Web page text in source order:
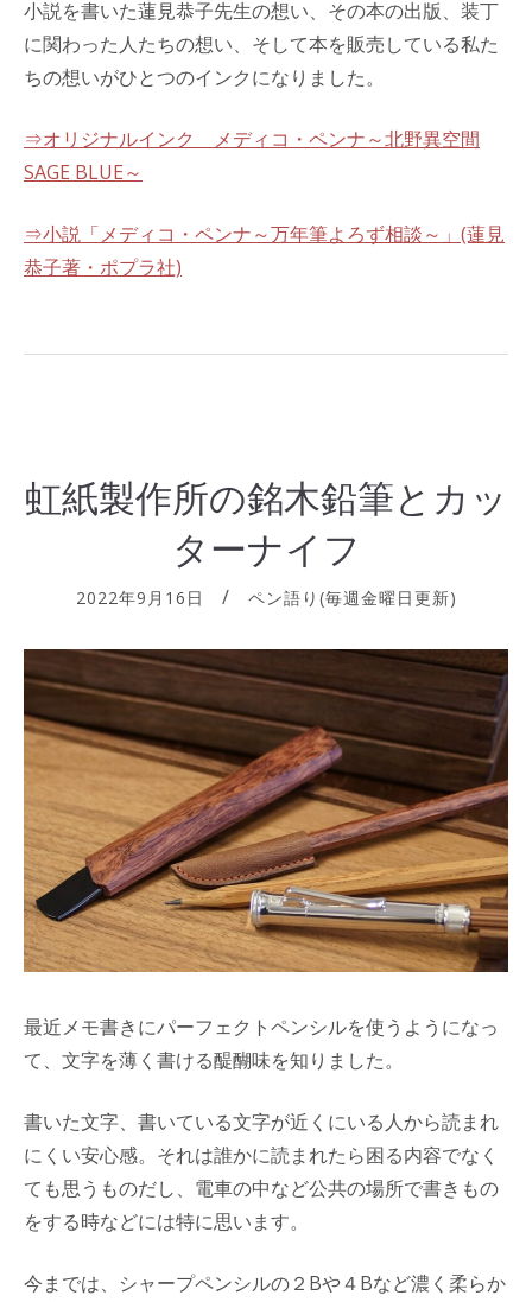
小説を書いた蓮見恭子先生の想い、その本の出版、装丁
に関わった人たちの想い、そして本を販売している私た
ちの想いがひとつのインクになりました。
⇒オリジナルインク メディコ・ペンナ～北野異空間
SAGE BLUE～
⇒小説「メディコ・ペンナ～万年筆よろず相談～」(蓮見
恭子著・ポプラ社)
虹紙製作所の銘木鉛筆とカッ
ターナイフ
2022年9月16日 ペン語り(毎週金曜日更新)
最近メモ書きにパーフェクトペンシルを使うようになっ
て、文字を薄く書ける醍醐味を知りました。
書いた文字、書いている文字が近くにいる人から読まれ
にくい安心感。それは誰かに読まれたら困る内容でなく
ても思うものだし、電車の中など公共の場所で書きもの
をする時などには特に思います。
今までは、シャープペンシルの２Bや４Bなど濃く柔らか